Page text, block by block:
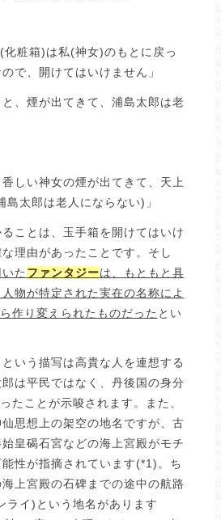
化粧箱)は私(神女)のもとに戻っ
で、開けてはいけません」
と、煙が出てきて、浦島太郎は老
香しい神女の煙が出てきて、天上
太郎は老人にならない)」
ことは、玉手箱を開けてはいけ
理由があったことです。そし
た ファンタジーは、もともと具
物が特定された実在の名称によ
作り変えられたものだった とい
いう描写は高貴な人を連想する
は平民ではなく、丹後国の身分
たことが示唆されます。また、
思想上の架空の地名ですが、古
皇碣石宮などの海上宮殿がモチ
性が指摘されています(*1)。ち
上宮殿の石碑までの途中の航路
ライ)という地名があります